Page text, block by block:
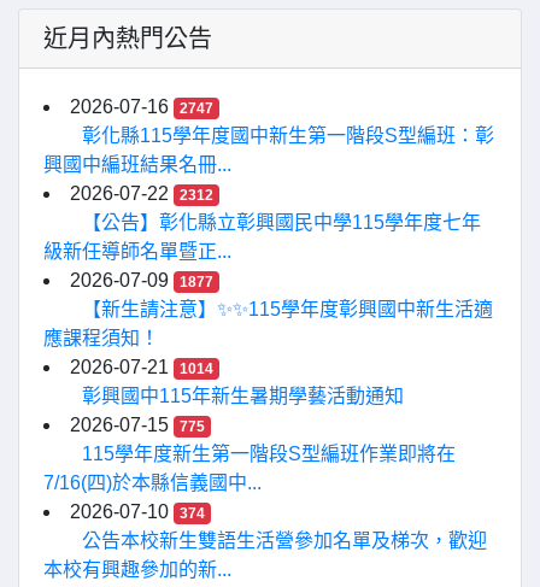
近月內熱門公告
2026-07-16 2747
彰化縣115學年度國中新生第一階段S型編班：彰
興國中編班結果名冊...
2026-07-22
2312
【公告】彰化縣立彰興國民中學115學年度七年
級新任導師名單暨正...
2026-07-09
1877
【新生請注意】✨✨115學年度彰興國中新生活適
應課程須知！
2026-07-21
1014
彰興國中115年新生暑期學藝活動通知
2026-07-15
775
115學年度新生第一階段S型編班作業即將在
7/16(四)於本縣信義國中...
2026-07-10
374
公告本校新生雙語生活營參加名單及梯次，歡迎
本校有興趣參加的新...